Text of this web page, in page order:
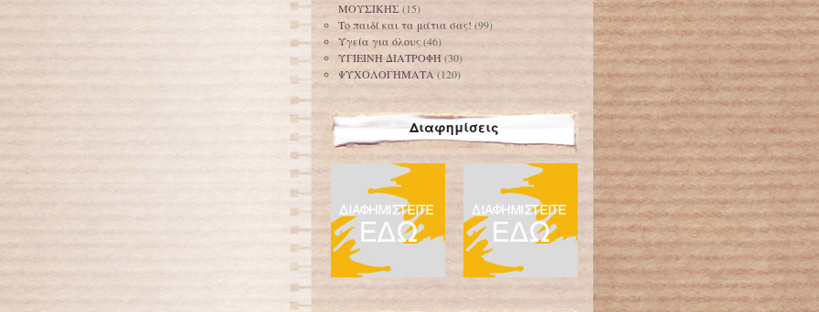
ΜΟΥΣΙΚΗΣ(15)
Το παιδί και τα μάτια σας! (99)
Υγεία για όλους(46)
ΥΓΙΕΙΝΗ ΔΙΑΤΡΟΦΗ (30)
ΨΥΧΟΛΟΓΗΜΑΤΑ (120)
Διαφημίσεις